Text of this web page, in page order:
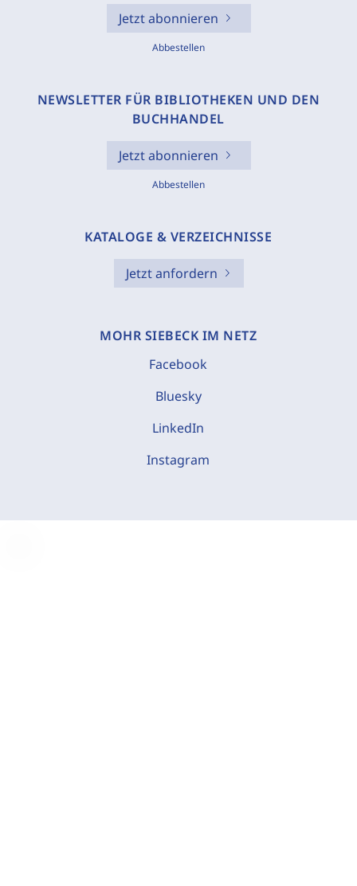
Jetzt abonnieren
Abbestellen
NEWSLETTER FÜR BIBLIOTHEKEN UND DEN
BUCHHANDEL
Jetzt abonnieren
Abbestellen
KATALOGE & VERZEICHNISSE
Jetzt anfordern
MOHR SIEBECK IM NETZ
Facebook
Bluesky
LinkedIn
Instagram